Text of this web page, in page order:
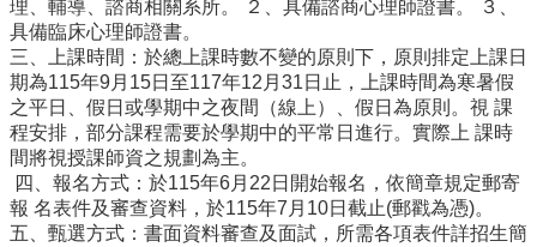
行
政
處
室
課
程
專
區
理、輔導、諮商相關系所。 ２、具備諮商心理師證書。 ３、
具備臨床心理師證書。
三、上課時間：於總上課時數不變的原則下，原則排定上課日
期為115年9月15日至117年12月31日止，上課時間為寒暑假
之平日、假日或學期中之夜間（線上）、假日為原則。視 課
程安排，部分課程需要於學期中的平常日進行。實際上 課時
間將視授課師資之規劃為主。
四、報名方式：於115年6月22日開始報名，依簡章規定郵寄
報 名表件及審查資料，於115年7月10日截止(郵戳為憑)。
五、甄選方式：書面資料審查及面試，所需各項表件詳招生簡